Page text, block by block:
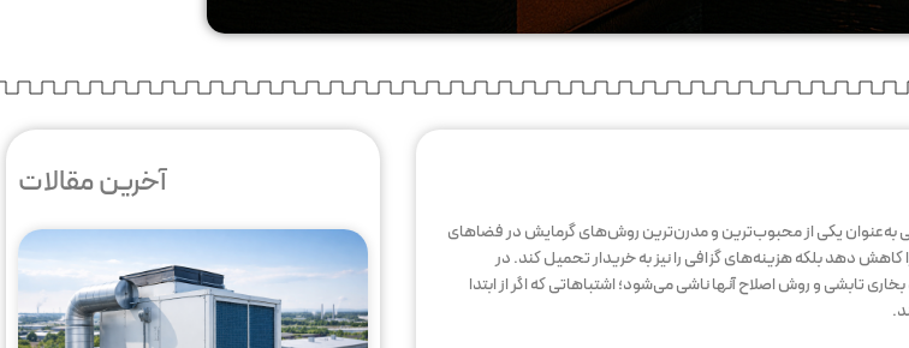
به‌عنوان یکی از محبوب‌ترین و مدرن‌ترین روش‌های گرمایش در فضاهای
دهد بلکه هزینه‌های گزافی را نیز به خریدار تحمیل کند. در
تابشی و روش اصلاح آنها ناشی می‌شود؛ اشتباهاتی که اگر از ابتدا
آخرین مقالات